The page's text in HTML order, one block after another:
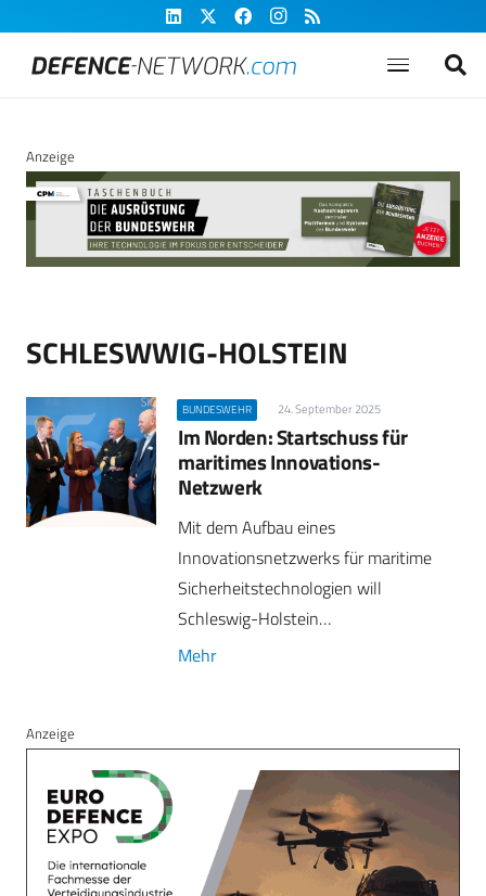
Anzeige
SCHLESWWIG-HOLSTEIN
BUNDESWEHR 24. September 2025
Im Norden: Startschuss für
maritimes Innovations-
Netzwerk
Mit dem Aufbau eines
Innovationsnetzwerks für maritime
Sicherheitstechnologien will
Schleswig-Holstein…
Mehr
Anzeige